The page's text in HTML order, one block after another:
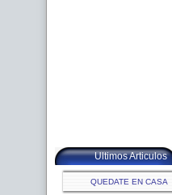
Ultimos Articulos
QUEDATE EN CASA